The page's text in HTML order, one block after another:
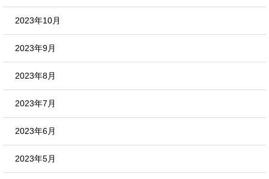
2023年10月
2023年9月
2023年8月
2023年7月
2023年6月
2023年5月